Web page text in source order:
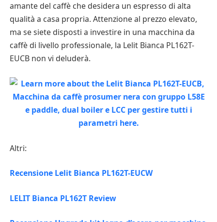
amante del caffè che desidera un espresso di alta
qualità a casa propria. Attenzione al prezzo elevato,
ma se siete disposti a investire in una macchina da
caffè di livello professionale, la Lelit Bianca PL162T-
EUCB non vi deluderà.
Altri:
Recensione Lelit Bianca PL162T-EUCW
LELIT Bianca PL162T Review